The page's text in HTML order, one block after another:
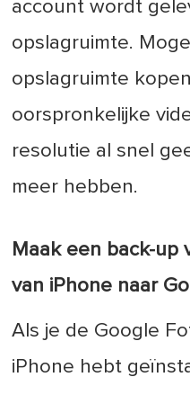
account wordt
opslagruimte.
opslagruimte
oorspronkelijke
resolutie al snel
meer hebben.
Maak een back-up
van iPhone naar
Als je de Google
iPhone hebt